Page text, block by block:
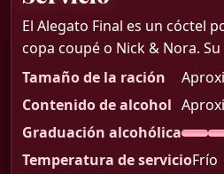
El Alegato Final es un cóctel
copa coupé o Nick & Nora.
Tamaño de la ración
Contenido de alcohol
Graduación alcohólica
Temperatura de servicioFrío